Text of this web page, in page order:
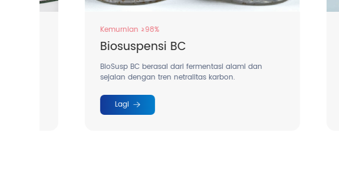
Kemurnian ≥98%
Biosuspensi BC
BioSusp BC berasal dari fermentasi alami dan
sejalan dengan tren netralitas karbon.